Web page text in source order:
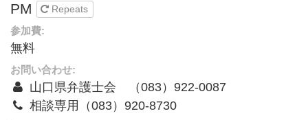
PM
Repeats
参加費:
無料
お問い合わせ:
山口県弁護士会 （083）922-0087
相談専用（083）920-8730